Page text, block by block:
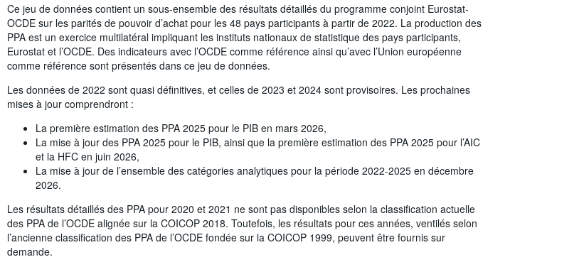
Ce jeu de données contient un sous-ensemble des résultats détaillés du programme conjoint Eurostat-
OCDE sur les parités de pouvoir d’achat pour les 48 pays participants à partir de 2022. La production des
PPA est un exercice multilatéral impliquant les instituts nationaux de statistique des pays participants,
Eurostat et l’OCDE. Des indicateurs avec l’OCDE comme référence ainsi qu’avec l’Union européenne
comme référence sont présentés dans ce jeu de données.
Les données de 2022 sont quasi définitives, et celles de 2023 et 2024 sont provisoires. Les prochaines
mises à jour comprendront :
La première estimation des PPA 2025 pour le PIB en mars 2026,
La mise à jour des PPA 2025 pour le PIB, ainsi que la première estimation des PPA 2025 pour l’AIC
et la HFC en juin 2026,
La mise à jour de l’ensemble des catégories analytiques pour la période 2022-2025 en décembre
2026.
Les résultats détaillés des PPA pour 2020 et 2021 ne sont pas disponibles selon la classification actuelle
des PPA de l’OCDE alignée sur la COICOP 2018. Toutefois, les résultats pour ces années, ventilés selon
l’ancienne classification des PPA de l’OCDE fondée sur la COICOP 1999, peuvent être fournis sur
demande.